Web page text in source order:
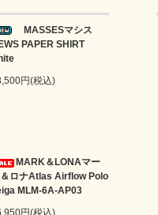
MASSESマシス
PAPER SHIRT
円(税込)
MARK＆LONAマー
ロナAtlas Airflow Polo
MLM-6A-AP03